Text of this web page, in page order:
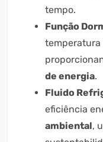
tempo.
Função
temperatura
de energia.
Fluido
eficiência
ambiental,